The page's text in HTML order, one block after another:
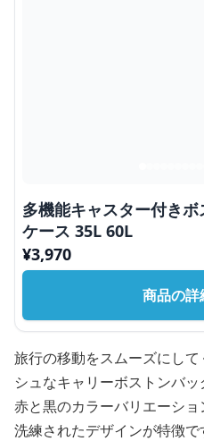
多機能キャスター付き
ケース 35L 60L
¥3,970
商品の詳
旅行の移動をスムーズにし
シュなキャリーボストンバッ
赤と黒のカラーバリエーシ
洗練されたデザインが特徴で